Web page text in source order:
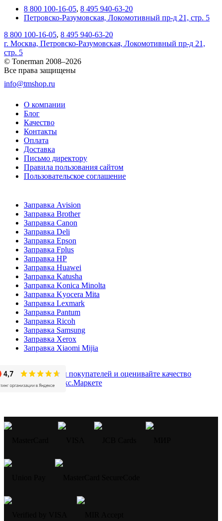
8 800 100-16-05, 8 495 940-63-20
Петровско-Разумовская, Локомотивный пр-д 21, стр. 5
8 800 100-16-05, 8 495 940-63-20
г. Москва, Петровско-Разумовская, Локомотивный пр-д 21,
стр. 5
© Tonerman 2008–2026
Все права защищены
info@tmshop.ru
О компании
Блог
Качество
Контакты
Оплата
Доставка
Письмо директору
Правила пользования сайтом
Пользовательское соглашение
Заправка Avision
Заправка Brother
Заправка Canon
Заправка Deli
Заправка Epson
Заправка Fplus
Заправка HP
Заправка Huawei
Заправка Katusha
Заправка Konica Minolta
Заправка Kyocera Mita
Заправка Lexmark
Заправка Pantum
Заправка Ricoh
Заправка Samsung
Заправка Xerox
Заправка Xiaomi Mijia